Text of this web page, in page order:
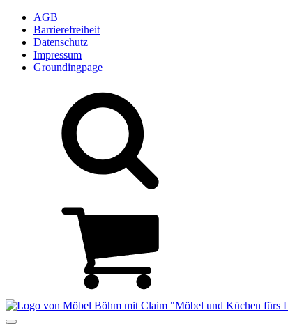
AGB
Barrierefreiheit
Datenschutz
Impressum
Groundingpage